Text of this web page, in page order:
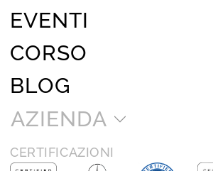
EVENTI
CORSO
BLOG
AZIENDA
CERTIFICAZIONI